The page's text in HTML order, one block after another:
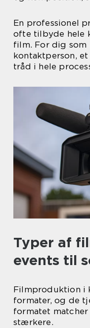
En professionel
ofte tilbyde hele
film. For dig som
kontaktperson,
tråd i hele
Typer af
events til
Filmproduktion i
formater, og de
formatet
stærkere.